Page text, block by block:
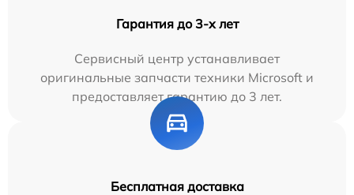
Гарантия до 3-х лет
Сервисный центр устанавливает
оригинальные запчасти техники Microsoft и
предоставляет гарантию до 3 лет.
Бесплатная доставка